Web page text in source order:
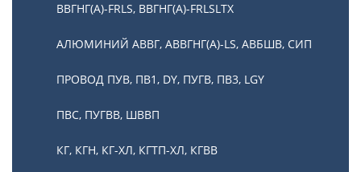
ВВГНГ(А)-FRLS, ВВГНГ(А)-FRLSLTX
АЛЮМИНИЙ АВВГ, АВВГНГ(А)-LS, АВБШВ, СИП
ПРОВОД ПУВ, ПВ1, DY, ПУГВ, ПВ3, LGY
ПВС, ПУГВВ, ШВВП
КГ, КГН, КГ-ХЛ, КГТП-ХЛ, КГВВ